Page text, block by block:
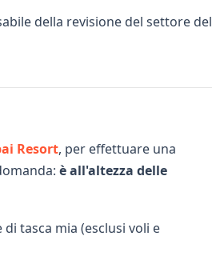
della revisione del settore del
Resort, per effettuare una
è all'altezza delle
tasca mia (esclusi voli e